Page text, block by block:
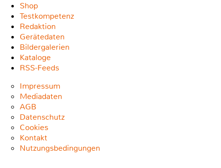
Shop
Testkompetenz
Redaktion
Gerätedaten
Bildergalerien
Kataloge
RSS-Feeds
Impressum
Mediadaten
AGB
Datenschutz
Cookies
Kontakt
Nutzungsbedingungen